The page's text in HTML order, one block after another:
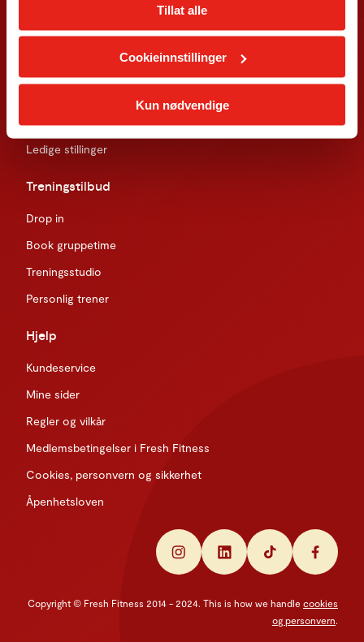
Tillat alle
Cookieinnstillinger
Kun nødvendige
WhistleBlower
Ledige stillinger
Treningstilbud
Drop in
Book gruppetime
Treningsstudio
Personlig trener
Hjelp
Kundeservice
Mine sider
Regler og vilkår
Medlemsbetingelser i Fresh Fitness
Cookies, personvern og sikkerhet
Åpenhetsloven
Copyright © Fresh Fitness 2014 - 2024. This is how we handle cookies
og personvern.